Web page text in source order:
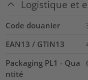
Logistique et
Code douanier
EAN13 / GTIN13
Packaging PL1 - Qua
ntité